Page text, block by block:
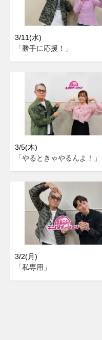
3/11(水)
「勝手に応援！」
3/5(木)
「やるときゃやるんよ！」
3/2(月)
「私専用」